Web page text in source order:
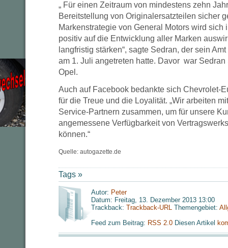
„ Für einen Zeitraum von mindestens zehn
Bereitstellung von Originalersatzteilen sicher
Markenstrategie von General Motors wird sich
positiv auf die Entwicklung aller Marken
langfristig stärken“, sagte Sedran, der sein
am 1. Juli angetreten hatte. Davor war
Opel.
Auch auf Facebook bedankte sich Chevrolet-
für die Treue und die Loyalität. „Wir arbeiten
Service-Partnern zusammen, um für unsere
angemessene Verfügbarkeit von
können.“
Quelle: autogazette.de
Tags »
Autor: Peter
Datum: Freitag, 13. Dezember 2013 13:00
Trackback: Trackback-URL Themengebiet:
Feed zum Beitrag: RSS 2.0 Diesen Artikel